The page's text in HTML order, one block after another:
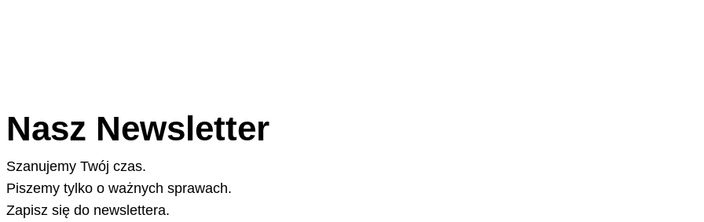
Nasz Newsletter
Szanujemy Twój czas.
Piszemy tylko o ważnych sprawach.
Zapisz się do newslettera.